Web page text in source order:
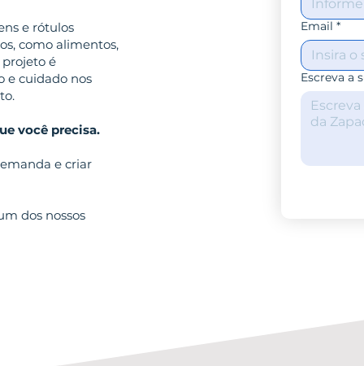
e rótulos
como alimentos,
projeto é
e cuidado nos
você precisa.
e criar
dos nossos
Email *
Escreva a